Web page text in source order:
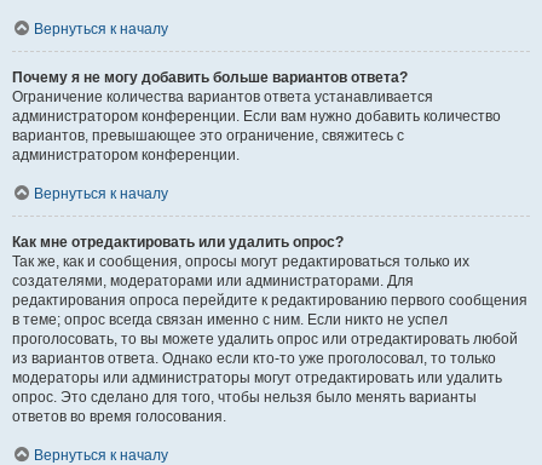
Вернуться к началу
Почему я не могу добавить больше вариантов ответа?
Ограничение количества вариантов ответа устанавливается
администратором конференции. Если вам нужно добавить количество
вариантов, превышающее это ограничение, свяжитесь с
администратором конференции.
Вернуться к началу
Как мне отредактировать или удалить опрос?
Так же, как и сообщения, опросы могут редактироваться только их
создателями, модераторами или администраторами. Для
редактирования опроса перейдите к редактированию первого сообщения
в теме; опрос всегда связан именно с ним. Если никто не успел
проголосовать, то вы можете удалить опрос или отредактировать любой
из вариантов ответа. Однако если кто-то уже проголосовал, то только
модераторы или администраторы могут отредактировать или удалить
опрос. Это сделано для того, чтобы нельзя было менять варианты
ответов во время голосования.
Вернуться к началу